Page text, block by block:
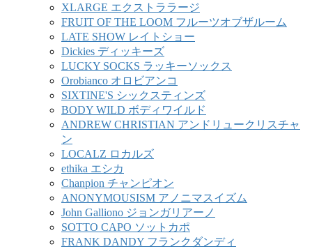
XLARGE エクストララージ
FRUIT OF THE LOOM フルーツオブザルーム
LATE SHOW レイトショー
Dickies ディッキーズ
LUCKY SOCKS ラッキーソックス
Orobianco オロビアンコ
SIXTINE'S シックスティンズ
BODY WILD ボディワイルド
ANDREW CHRISTIAN アンドリュークリスチャ
ン
LOCALZ ロカルズ
ethika エシカ
Chanpion チャンピオン
ANONYMOUSISM アノニマスイズム
John Galliono ジョンガリアーノ
SOTTO CAPO ソットカポ
FRANK DANDY フランクダンディ